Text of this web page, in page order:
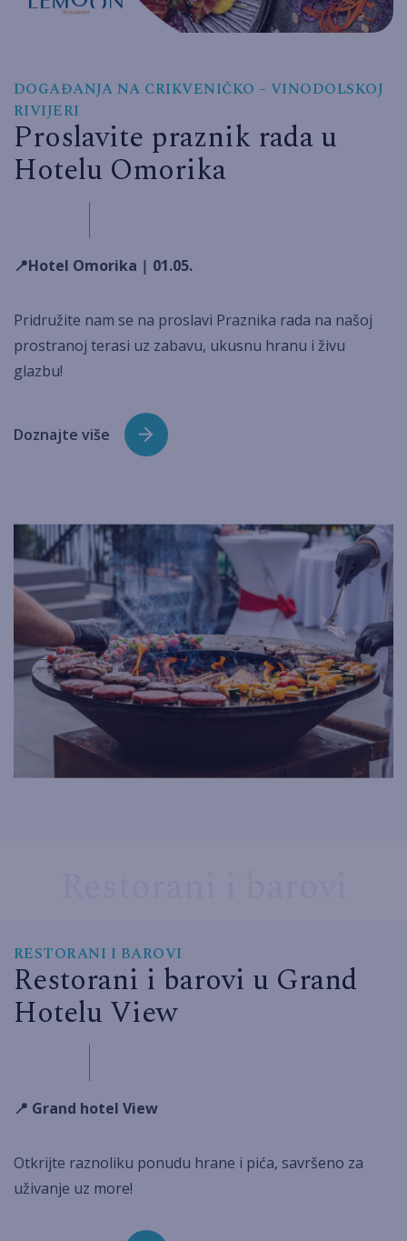
DOGAĐANJA NA CRIKVENIČKO – VINODOLSKOJ
RIVIJERI
Proslavite praznik rada u
Hotelu Omorika
📍Hotel Omorika | 01.05.
Pridružite nam se na proslavi Praznika rada na našoj
prostranoj terasi uz zabavu, ukusnu hranu i živu
glazbu!
Doznajte više
RESTORANI I BAROVI
Restorani i barovi u Grand
Hotelu View
📍 Grand hotel View
Otkrijte raznoliku ponudu hrane i pića, savršeno za
uživanje uz more!